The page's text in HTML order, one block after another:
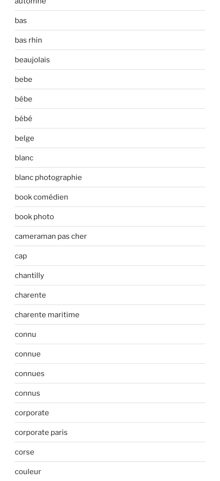
bas
bas rhin
beaujolais
bebe
bébe
bébé
belge
blanc
blanc photographie
book comédien
book photo
cameraman pas cher
cap
chantilly
charente
charente maritime
connu
connue
connues
connus
corporate
corporate paris
corse
couleur